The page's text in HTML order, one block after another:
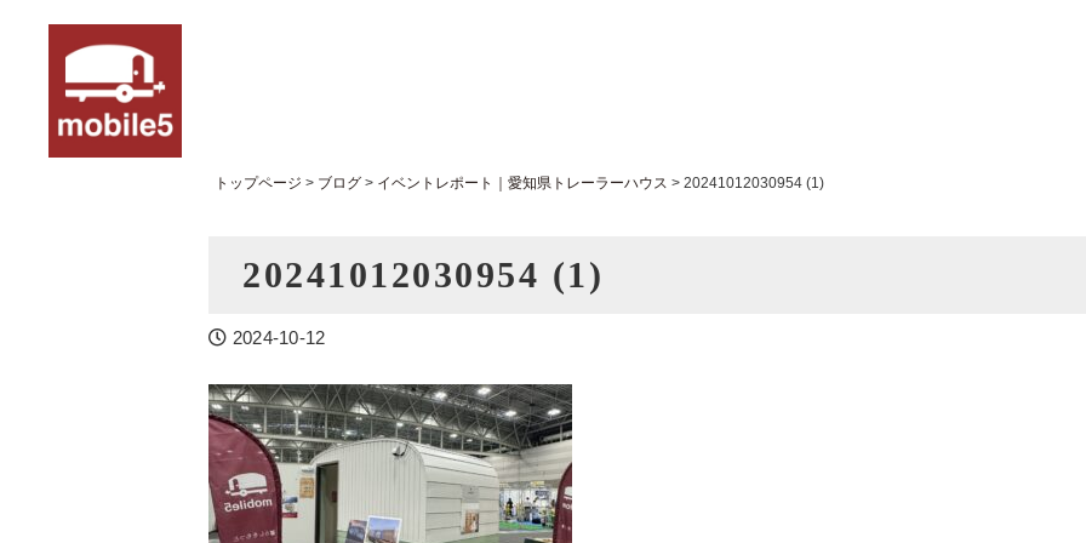
トップページ > ブログ > イベントレポート｜愛知県トレーラーハウス > 20241012030954 (1)
20241012030954 (1)
2024-10-12